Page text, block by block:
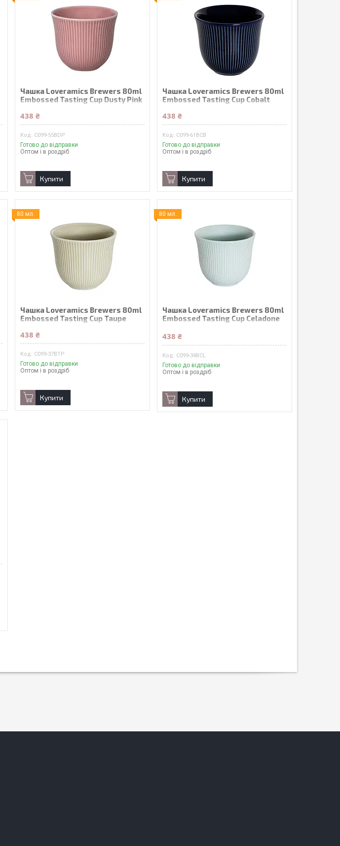
Чашка Loveramics Brewers 80ml
Embossed Tasting Cup Dusty Pink
438 ₴
C099-55BDP
Готово до відправки
Оптом і в роздріб
Купити
Чашка Loveramics Brewers 80ml
Embossed Tasting Cup Cobalt
438 ₴
C099-61BCB
Готово до відправки
Оптом і в роздріб
Купити
80 мл.
Чашка Loveramics Brewers 80ml
Embossed Tasting Cup Taupe
438 ₴
C099-37BTP
Готово до відправки
Оптом і в роздріб
Купити
80 мл.
Чашка Loveramics Brewers 80ml
Embossed Tasting Cup Celadone
438 ₴
C099-34BCL
Готово до відправки
Оптом і в роздріб
Купити